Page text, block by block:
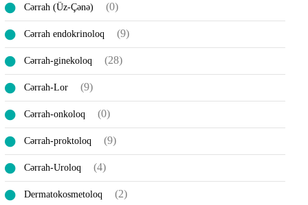
Cərrah (Üz-Çənə) (0)
Cərrah endokrinoloq (9)
Cərrah-ginekoloq (28)
Cərrah-Lor (9)
Cərrah-onkoloq (0)
Cərrah-proktoloq (9)
Cərrah-Uroloq (4)
Dermatokosmetoloq (2)